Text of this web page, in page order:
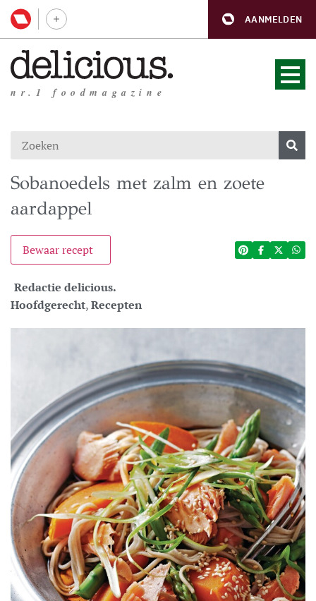
AANMELDEN
nr.1 foodmagazine
Sobanoedels met zalm en zoete
aardappel
Bewaar recept
Redactie delicious.
Hoofdgerecht,Recepten